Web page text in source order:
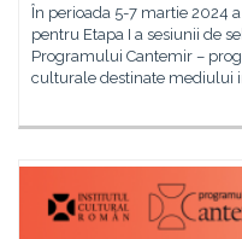
În perioada 5-7 martie 2024
pentru Etapa I a sesiunii de
Programului Cantemir –
culturale destinate mediului